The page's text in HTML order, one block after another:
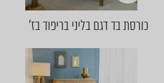
כורסת בד דגם בליני בריפוד בז'